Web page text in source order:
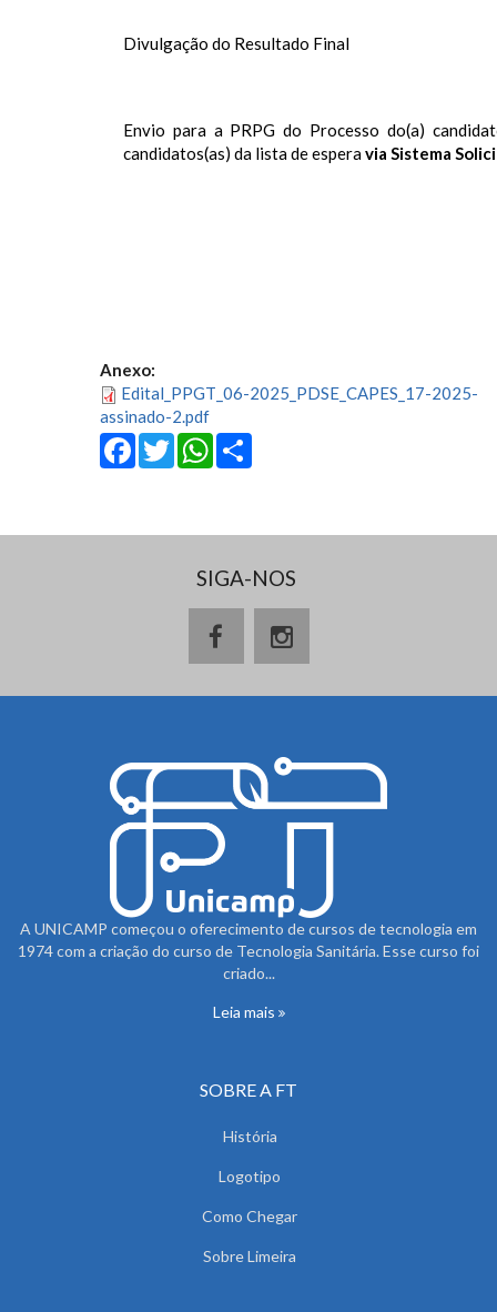
Divulgação do Resultado Final
Envio para a PRPG do Processo do(a)
candidatos(as) da lista de esperavia Sistema
Anexo:
Edital_PPGT_06-2025_PDSE_CAPES_17-2025-
assinado-2.pdf
Facebook
Twitter
WhatsApp
SIGA-NOS
A UNICAMP começou o oferecimento de cursos de tecnologia em
1974 com a criação do curso de Tecnologia Sanitária. Esse curso foi
criado...
Leia mais
SOBRE A FT
História
Logotipo
Como Chegar
Sobre Limeira